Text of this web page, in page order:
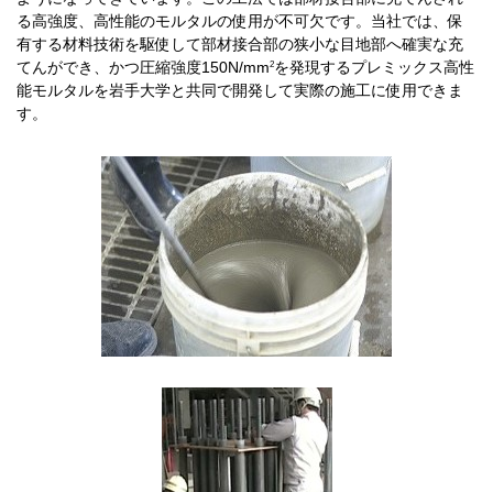
る高強度、高性能のモルタルの使用が不可欠です。当社では、保
有する材料技術を駆使して部材接合部の狭小な目地部へ確実な充
てんができ、かつ圧縮強度150N/mm2を発現するプレミックス高性
能モルタルを岩手大学と共同で開発して実際の施工に使用できま
す。